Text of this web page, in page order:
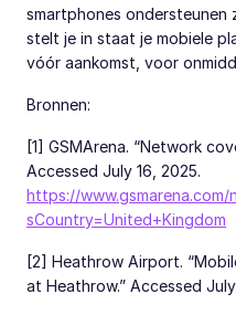
smartphones ondersteunen
stelt je in staat je mobiele
vóór aankomst, voor
Bronnen:
[1] GSMArena. “Network
Accessed July 16, 2025.
https://
sCountry=United+Kingdom
[2] Heathrow Airport.
at Heathrow.” Accessed